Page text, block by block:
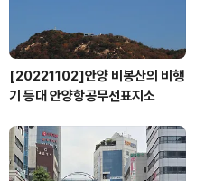
[20221102]안양 비봉산의 비행
기 등대 안양항공무선표지소